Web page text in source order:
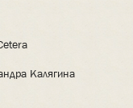
Калягина